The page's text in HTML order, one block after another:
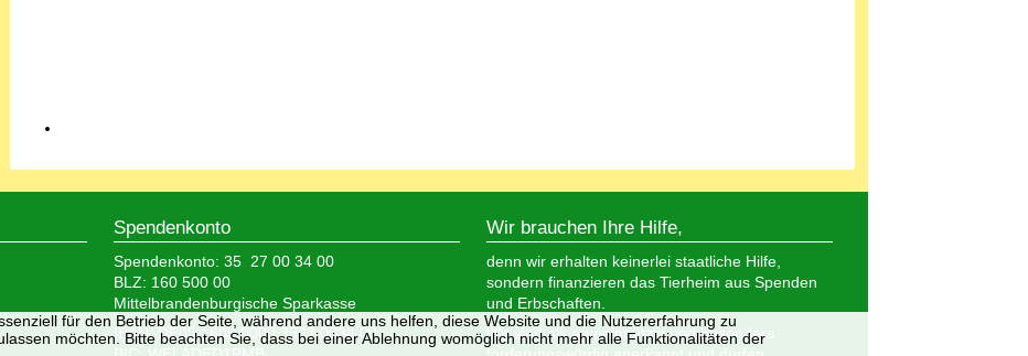
Spendenkonto
Spendenkonto: 35 27 00 34 00
BLZ: 160 500 00
Mittelbrandenburgische Sparkasse
IBAN: DE05 1605 0000 3527 0034 00
Wir brauchen Ihre Hilfe,
denn wir erhalten keinerlei staatliche Hilfe,
sondern finanzieren das Tierheim aus Spenden
und Erbschaften.
Wir sind als gemeinnützig und besonders
für den Betrieb der Seite, während andere uns helfen, diese Website und die Nutzererfahrung zu
möchten. Bitte beachten Sie, dass bei einer Ablehnung womöglich nicht mehr alle Funktionalitäten der